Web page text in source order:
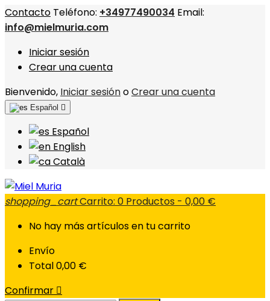
Contacto Teléfono: +34977490034 Email:
info@mielmuria.com
Iniciar sesión
Crear una cuenta
Bienvenido, Iniciar sesiónoCrear una cuenta
Español 
Español
English
Català
shopping_cartCarrito: 0 Productos - 0,00 €
No hay más artículos en tu carrito
Envío
Total0,00 €
Confirmar 